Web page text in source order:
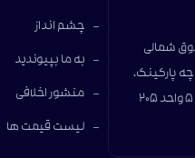
شمالی
پارکینک،
چشم انداز
به ما بپیوندید
منشور اخلافی
لیست قیمت ها